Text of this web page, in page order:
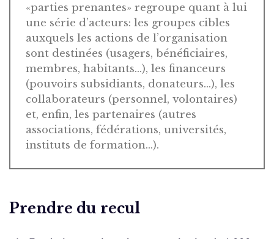
«parties prenantes» regroupe quant à lui
une série d’acteurs: les groupes cibles
auxquels les actions de l’organisation
sont destinées (usagers, bénéficiaires,
membres, habitants…), les financeurs
(pouvoirs subsidiants, donateurs…), les
collaborateurs (personnel, volontaires)
et, enfin, les partenaires (autres
associations, fédérations, universités,
instituts de formation…).
Prendre du recul